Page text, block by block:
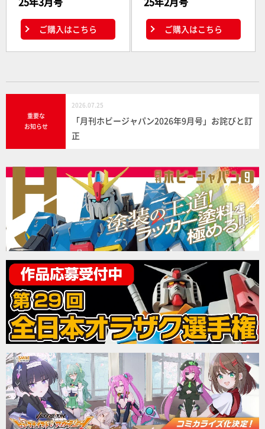
ご購入はこちら ご購入はこちら
重要な
お知らせ
2026.07.25
「月刊ホビージャパン2026年9月号」お詫びと訂
正